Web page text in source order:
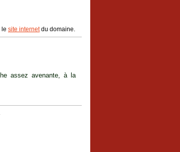
le site internetdu domaine.
assez avenante, à la